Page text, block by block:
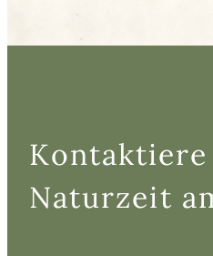
Kontaktiere
Naturzeit